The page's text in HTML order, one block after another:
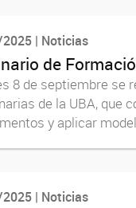
| Noticias
de
8 de septiembre se
de la UBA, que
y aplicar
| Noticias